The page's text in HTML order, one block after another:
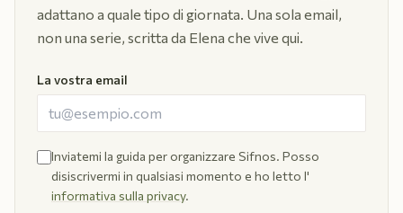
adattano a quale tipo di giornata. Una sola email,
non una serie, scritta da Elena che vive qui.
La vostra email
Inviatemi la guida per organizzare Sifnos. Posso
disiscrivermi in qualsiasi momento e ho letto l'
informativa sulla privacy.